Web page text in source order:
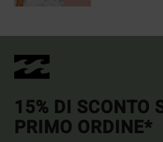
15% DI SCONTO
PRIMO ORDINE*